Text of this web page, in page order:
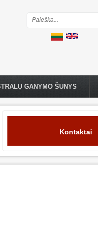
Paieškos forma
GANYMO ŠUNYS
Kontaktai